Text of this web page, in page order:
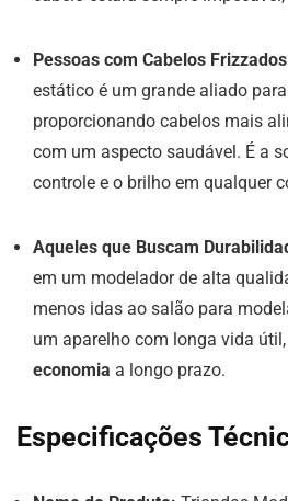
Pessoas com Cabelos
estático é um grande aliado
proporcionando cabelos mais
com um aspecto saudável. É a
controle e o brilho em qualquer
Aqueles que Buscam
em um modelador de alta
menos idas ao salão para
um aparelho com longa vida
economia a longo prazo.
Especificações